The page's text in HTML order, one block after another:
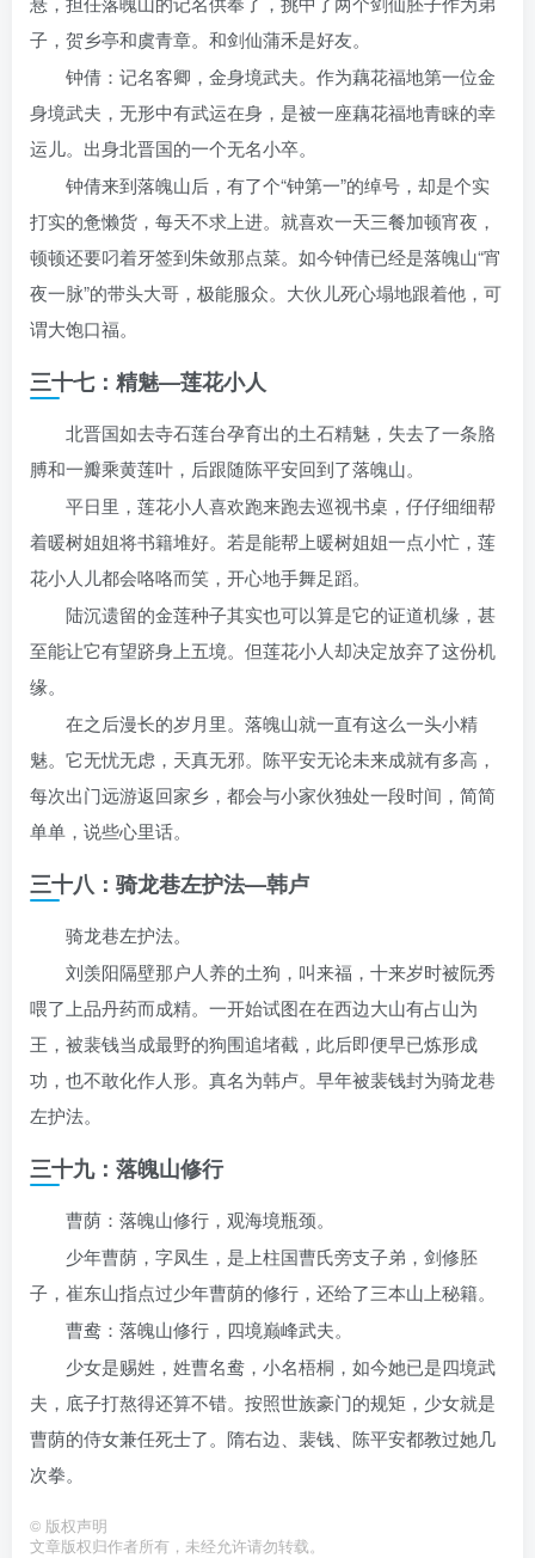
子，贺乡亭和虞青章。和剑仙蒲禾是好友。
钟倩：记名客卿，金身境武夫。作为藕花福地第一位金
身境武夫，无形中有武运在身，是被一座藕花福地青睐的幸
运儿。出身北晋国的一个无名小卒。
钟倩来到落魄山后，有了个“钟第一”的绰号，却是个实
打实的惫懒货，每天不求上进。就喜欢一天三餐加顿宵夜，
顿顿还要叼着牙签到朱敛那点菜。如今钟倩已经是落魄山“宵
夜一脉”的带头大哥，极能服众。大伙儿死心塌地跟着他，可
谓大饱口福。
三十七：精魅—莲花小人
北晋国如去寺石莲台孕育出的土石精魅，失去了一条胳
膊和一瓣乘黄莲叶，后跟随陈平安回到了落魄山。
平日里，莲花小人喜欢跑来跑去巡视书桌，仔仔细细帮
着暖树姐姐将书籍堆好。若是能帮上暖树姐姐一点小忙，莲
花小人儿都会咯咯而笑，开心地手舞足蹈。
陆沉遗留的金莲种子其实也可以算是它的证道机缘，甚
至能让它有望跻身上五境。但莲花小人却决定放弃了这份机
缘。
在之后漫长的岁月里。落魄山就一直有这么一头小精
魅。它无忧无虑，天真无邪。陈平安无论未来成就有多高，
每次出门远游返回家乡，都会与小家伙独处一段时间，简简
单单，说些心里话。
三十八：骑龙巷左护法—韩卢
骑龙巷左护法。
刘羡阳隔壁那户人养的土狗，叫来福，十来岁时被阮秀
喂了上品丹药而成精。一开始试图在在西边大山有占山为
王，被裴钱当成最野的狗围追堵截，此后即便早已炼形成
功，也不敢化作人形。真名为韩卢。早年被裴钱封为骑龙巷
左护法。
三十九：落魄山修行
曹荫：落魄山修行，观海境瓶颈。
少年曹荫，字凤生，是上柱国曹氏旁支子弟，剑修胚
子，崔东山指点过少年曹荫的修行，还给了三本山上秘籍。
曹鸯：落魄山修行，四境巅峰武夫。
少女是赐姓，姓曹名鸯，小名梧桐，如今她已是四境武
夫，底子打熬得还算不错。按照世族豪门的规矩，少女就是
曹荫的侍女兼任死士了。隋右边、裴钱、陈平安都教过她几
次拳。
© 版权声明
文章版权归作者所有，未经允许请勿转载。